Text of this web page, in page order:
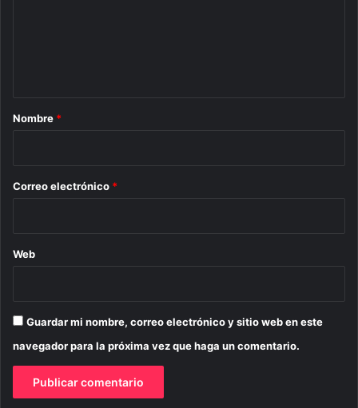
r
*
Nombre *
Correo electrónico *
Web
Guardar mi nombre, correo electrónico y sitio web en este
navegador para la próxima vez que haga un comentario.